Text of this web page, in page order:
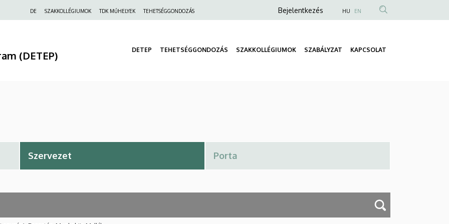
Felső
DE SZAKKOLLÉGIUMOK TDK MŰHELYEK TEHETSÉGGONDOZÁS
Anonim
menüje
Bejelentkezés HU EN
(DETEP) DETEP TEHETSÉGGONDOZÁS SZAKKOLLÉGIUMOK SZABÁLYZAT KAPCSOLAT